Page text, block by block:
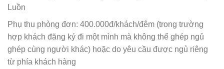
Luồn
Phụ thu phòng đơn: 400.000đ/khách/đêm (trong trường
hợp khách đăng ký đi một mình mà không thể ghép ngủ
ghép cùng người khác) hoặc do yêu cầu được ngủ riêng
từ phía khách hàng